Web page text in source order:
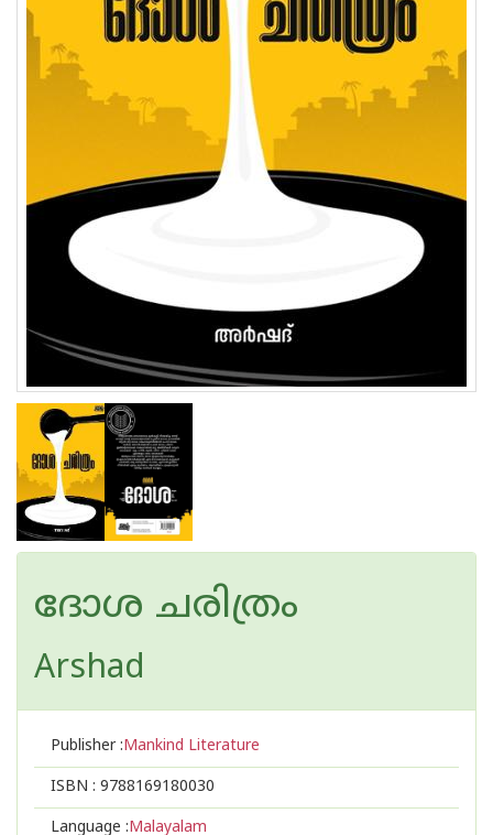
ദോശ ചരിത്രം
Arshad
Publisher :Mankind Literature
ISBN : 9788169180030
Language :Malayalam